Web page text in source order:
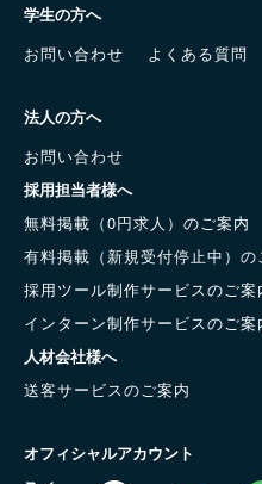
学生の方へ
お問い合わせ
よくある質問
法人の方へ
お問い合わせ
採用担当者様へ
無料掲載（0円求人）のご案内
有料掲載（新規受付停止中）の
採用ツール制作サービスのご案
インターン制作サービスのご案
人材会社様へ
送客サービスのご案内
オフィシャルアカウント